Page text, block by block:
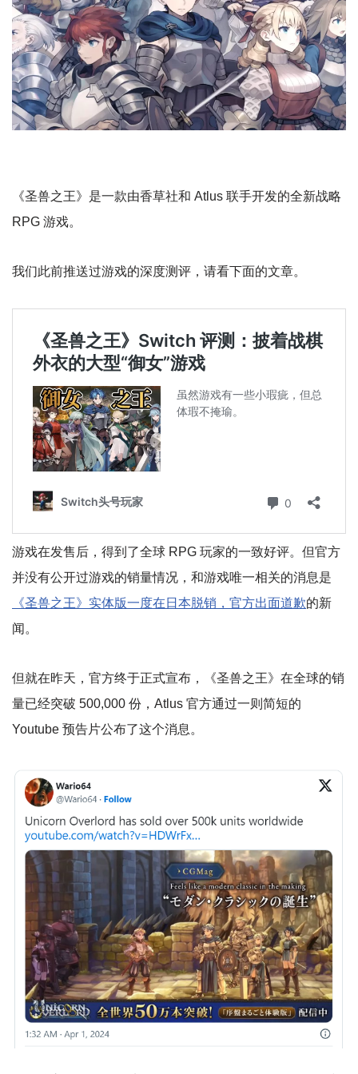
《圣兽之王》是一款由香草社和 Atlus 联手开发的全新战略
RPG 游戏。
我们此前推送过游戏的深度测评，请看下面的文章。
游戏在发售后，得到了全球 RPG 玩家的一致好评。但官方
并没有公开过游戏的销量情况，和游戏唯一相关的消息是
《圣兽之王》实体版一度在日本脱销，官方出面道歉的新
闻。
但就在昨天，官方终于正式宣布，《圣兽之王》在全球的销
量已经突破 500,000 份，Atlus 官方通过一则简短的
Youtube 预告片公布了这个消息。